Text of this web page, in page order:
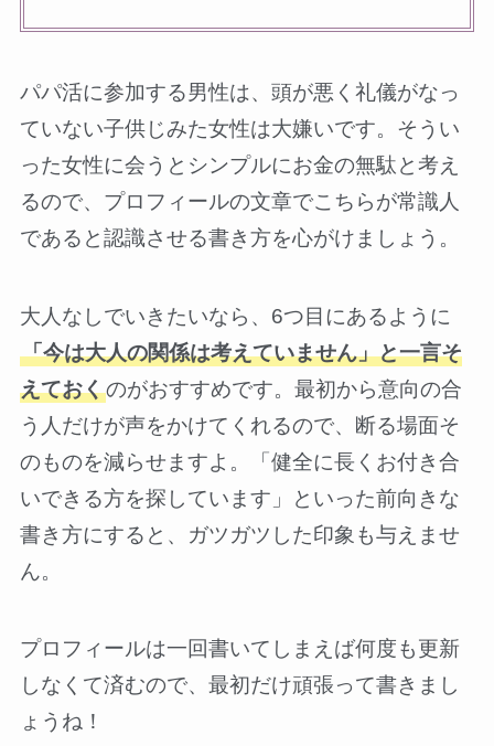
パパ活に参加する男性は、頭が悪く礼儀がなっ
ていない子供じみた女性は大嫌いです。そうい
った女性に会うとシンプルにお金の無駄と考え
るので、プロフィールの文章でこちらが常識人
であると認識させる書き方を心がけましょう。
大人なしでいきたいなら、6つ目にあるように
「今は大人の関係は考えていません」と一言そ
えておくのがおすすめです。最初から意向の合
う人だけが声をかけてくれるので、断る場面そ
のものを減らせますよ。「健全に長くお付き合
いできる方を探しています」といった前向きな
書き方にすると、ガツガツした印象も与えませ
ん。
プロフィールは一回書いてしまえば何度も更新
しなくて済むので、最初だけ頑張って書きまし
ょうね！